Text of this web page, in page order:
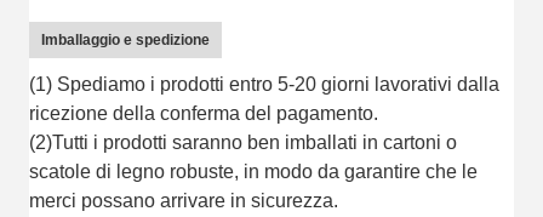
Imballaggio e spedizione
(1) Spediamo i prodotti entro 5-20 giorni lavorativi dalla
ricezione della conferma del pagamento.
(2)Tutti i prodotti saranno ben imballati in cartoni o
scatole di legno robuste, in modo da garantire che le
merci possano arrivare in sicurezza.